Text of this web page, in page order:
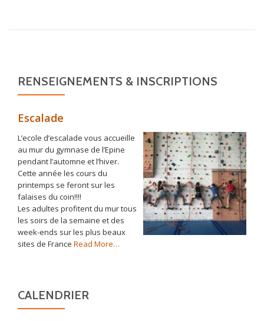
RENSEIGNEMENTS & INSCRIPTIONS
Escalade
L’ecole d’escalade vous accueille
au mur du gymnase de l’Epine
pendant l’automne et l’hiver.
Cette année les cours du
printemps se feront sur les
falaises du coin!!!!
Les adultes profitent du mur tous
les soirs de la semaine et des
week-ends sur les plus beaux
sites de France Read Moreabout
…
CALENDRIER